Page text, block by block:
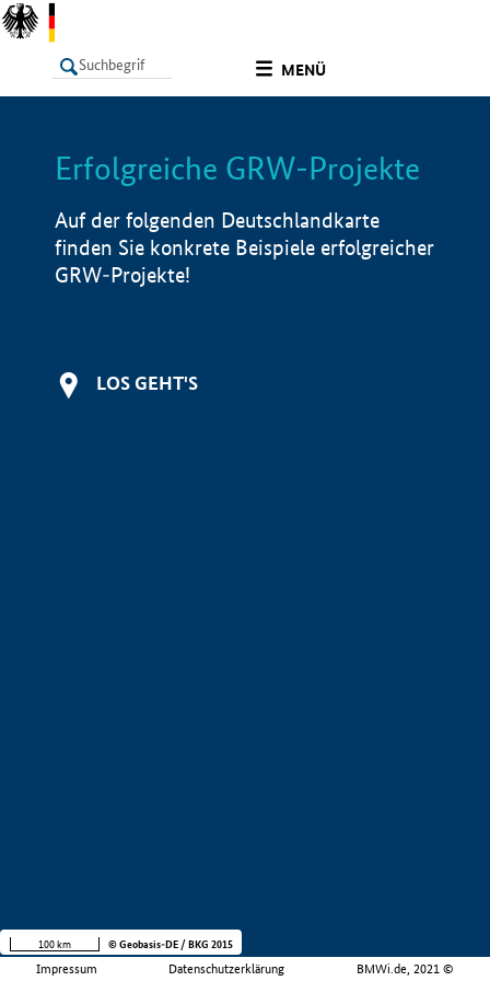
MENÜ
LISTE Info
Erfolgreiche GRW-Projekte
Auf der folgenden Deutschlandkarte
finden Sie konkrete Beispiele erfolgreicher
GRW-Projekte!
LOS GEHT'S
Impressum Datenschutzerklärung BMWi.de, 2021 ©
100 km © Geobasis-DE / BKG 2015